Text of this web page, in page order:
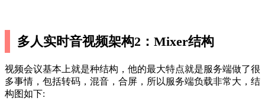
多人实时音视频架构2：Mixer结构
视频会议基本上就是种结构，他的最大特点就是服务端做了很
多事情，包括转码，混音，合屏，所以服务端负载非常大，结
构图如下: